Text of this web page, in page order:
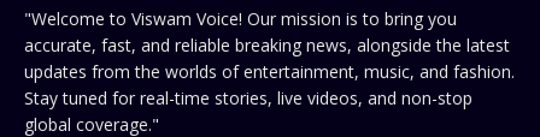
"Welcome to Viswam Voice! Our mission is to bring you
accurate, fast, and reliable breaking news, alongside the latest
updates from the worlds of entertainment, music, and fashion.
Stay tuned for real-time stories, live videos, and non-stop
global coverage."